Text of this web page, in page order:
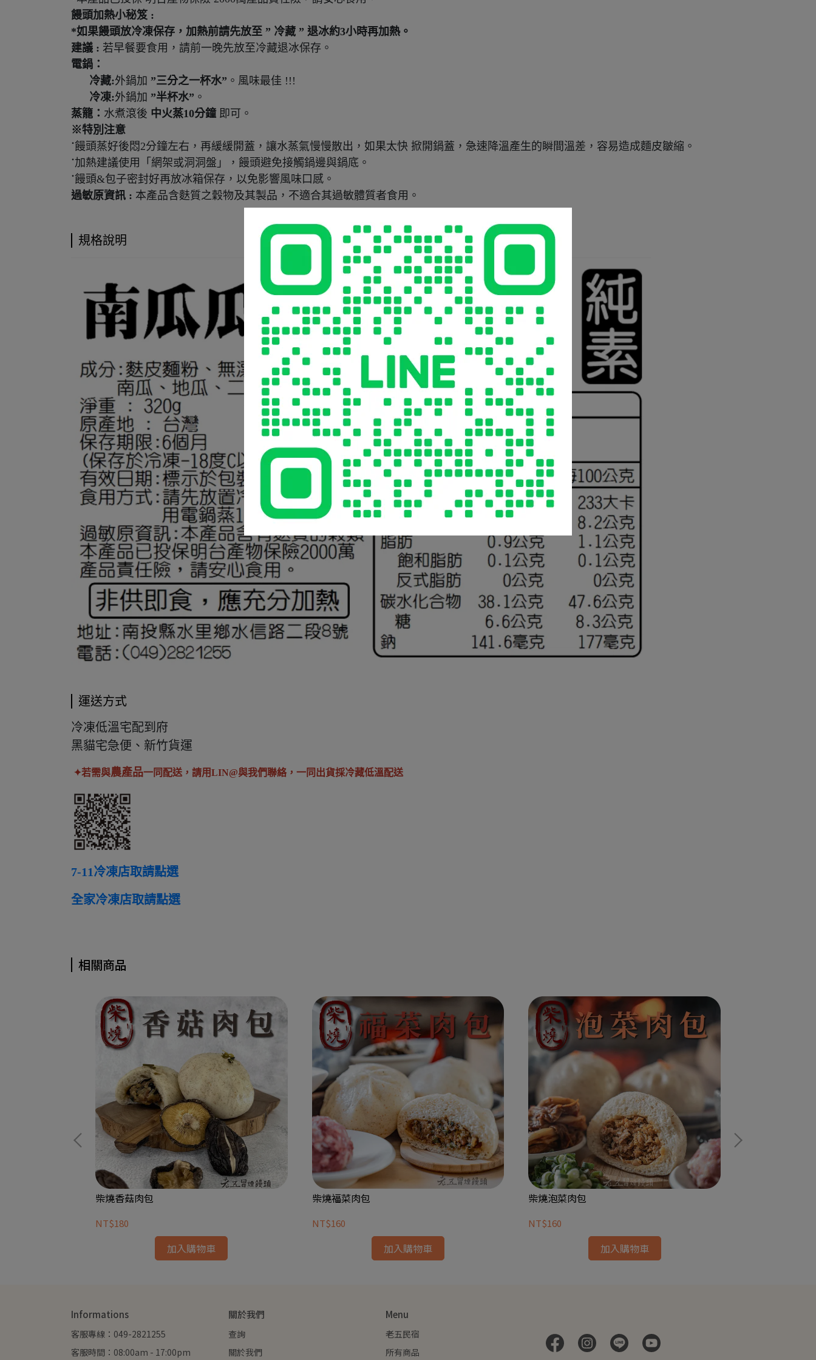
饅頭加熱小秘笈 :
*如果饅頭放冷凍保存，加熱前請先放至 ” 冷藏 ” 退冰約3小時再加熱。
建議 : 若早餐要食用，請前一晚先放至冷藏退冰保存。
電鍋：
冷藏:外鍋加 ”三分之一杯水” 。風味最佳 !!!
冷凍:外鍋加 ”半杯水” 。
蒸籠： 水煮滾後 中火蒸10分鐘 即可。
※特別注意
˙饅頭蒸好後悶2分鐘左右，再緩緩開蓋，讓水蒸氣慢慢散出，如果太快 掀開鍋蓋，急速降溫產生的瞬間溫差，容易造成麵皮皺縮。
˙加熱建議使用「網架或洞洞盤」，饅頭避免接觸鍋邊與鍋底。
˙饅頭&包子密封好再放冰箱保存，以免影響風味口感。
過敏原資訊 : 本產品含麩質之穀物及其製品，不適合其過敏體質者食用。
規格說明
運送方式
冷凍低溫宅配到府
黑貓宅急便、新竹貨運
✦若需與農產品一同配送，請用LIN@與我們聯絡，一同出貨採冷藏低溫配送
7-11冷凍店取請點選
全家冷凍店取請點選
相關商品
柴燒香菇肉包
NT$180
加入購物車
柴燒福菜肉包
NT$160
加入購物車
柴燒泡菜肉包
NT$160
加入購物車
Informations
客服專線：049-2821255
客服時間：08:00am - 17:00pm
關於我們
查詢
關於我們
Menu
老五民宿
所有商品